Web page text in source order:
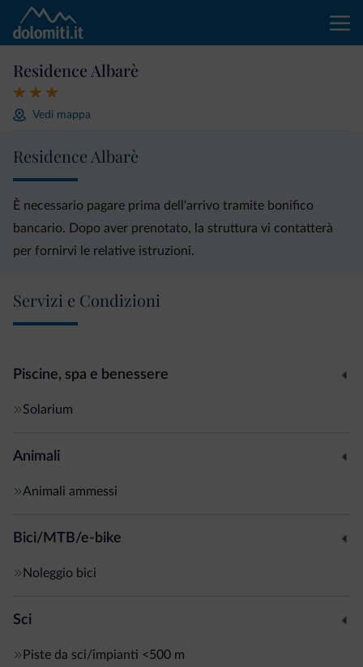
Residence Albarè
Vedi mappa
Residence Albarè
È necessario pagare prima dell'arrivo tramite bonifico
bancario. Dopo aver prenotato, la struttura vi contatterà
per fornirvi le relative istruzioni.
Servizi e Condizioni
Piscine, spa e benessere
Solarium
Animali
Animali ammessi
Bici/MTB/e-bike
Noleggio bici
Sci
Piste da sci/impianti <500 m